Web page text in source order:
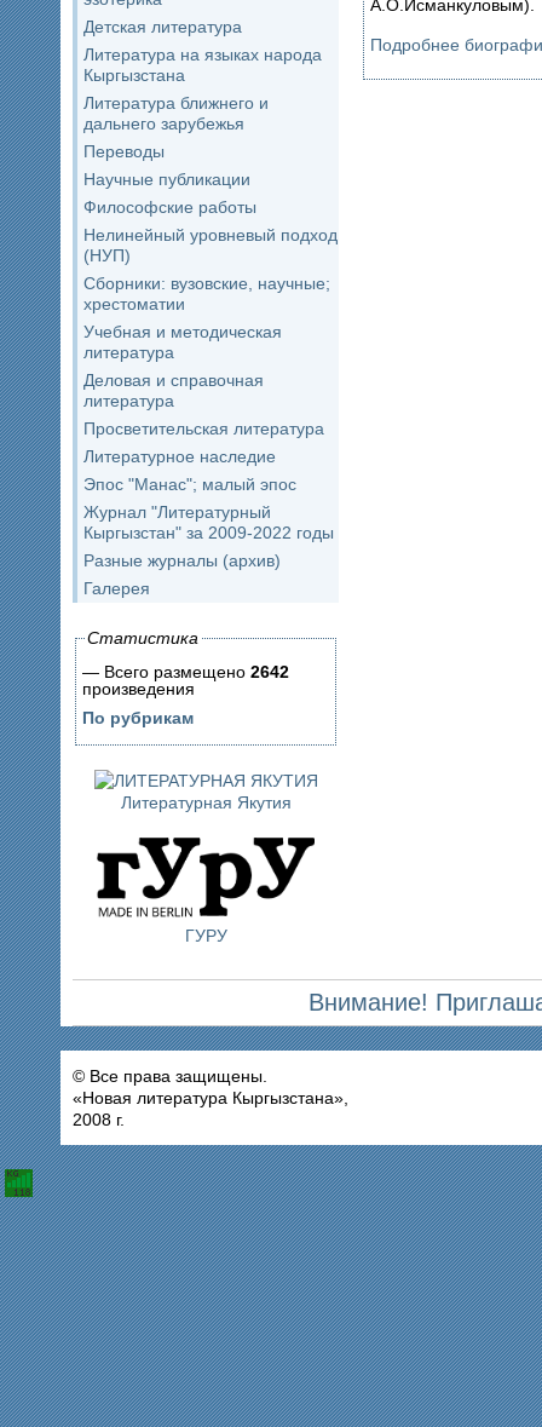
Детская литература
Литература на языках народа
Кыргызстана
Литература ближнего и
дальнего зарубежья
Переводы
Научные публикации
Философские работы
Нелинейный уровневый подход
(НУП)
Сборники: вузовские, научные;
хрестоматии
Учебная и методическая
литература
Деловая и справочная
литература
Просветительская литература
Литературное наследие
Эпос "Манас"; малый эпос
Журнал "Литературный
Кыргызстан" за 2009-2022 годы
Разные журналы (архив)
Галерея
Статистика
— Всего размещено 2642
произведения
По рубрикам
Литературная Якутия
ГУРУ
А.О.Исманкуловым).
Подробнее
Внимание!
© Все права защищены.
«Новая литература Кыргызстана»,
2008 г.